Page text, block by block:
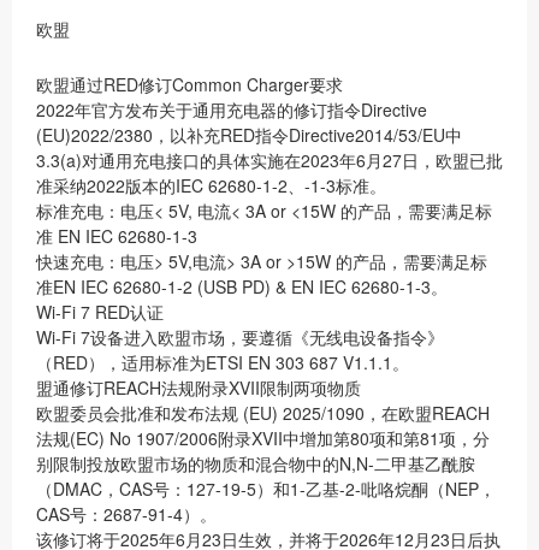
欧盟
欧盟通过RED修订Common Charger要求
2022年官方发布关于通用充电器的修订指令Directive
(EU)2022/2380，以补充RED指令Directive2014/53/EU中
3.3(a)对通用充电接口的具体实施在2023年6月27日，欧盟已批
准采纳2022版本的IEC 62680-1-2、-1-3标准。
标准充电：电压< 5V, 电流< 3A or <15W 的产品，需要满足标
准 EN IEC 62680-1-3
快速充电：电压> 5V,电流> 3A or >15W 的产品，需要满足标
准EN IEC 62680-1-2 (USB PD) & EN IEC 62680-1-3。
Wi-Fi 7 RED认证
Wi-Fi 7设备进入欧盟市场，要遵循《无线电设备指令》
（RED），适用标准为ETSI EN 303 687 V1.1.1。
盟通修订REACH法规附录XVII限制两项物质
欧盟委员会批准和发布法规 (EU) 2025/1090，在欧盟REACH
法规(EC) No 1907/2006附录XVII中增加第80项和第81项，分
别限制投放欧盟市场的物质和混合物中的N,N-二甲基乙酰胺
（DMAC，CAS号：127-19-5）和1-乙基-2-吡咯烷酮（NEP，
CAS号：2687-91-4）。
该修订将于2025年6月23日生效，并将于2026年12月23日后执